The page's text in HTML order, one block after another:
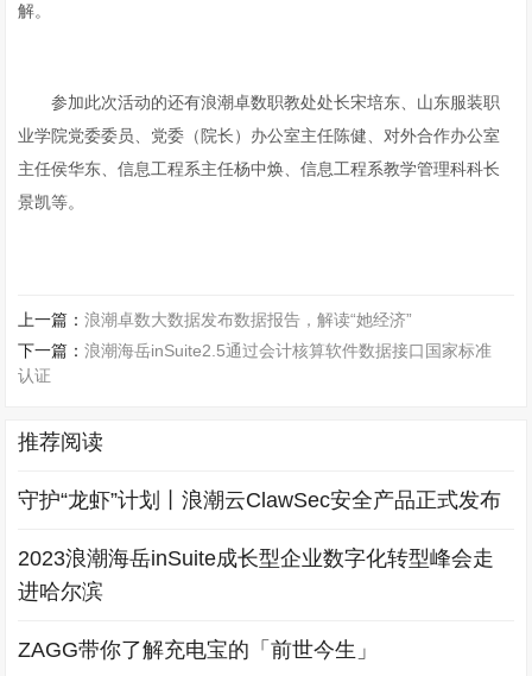
解。
参加此次活动的还有浪潮卓数职教处处长宋培东、山东服装职
业学院党委委员、党委（院长）办公室主任陈健、对外合作办公室
主任侯华东、信息工程系主任杨中焕、信息工程系教学管理科科长
景凯等。
上一篇：浪潮卓数大数据发布数据报告，解读“她经济”
下一篇：浪潮海岳inSuite2.5通过会计核算软件数据接口国家标准
认证
推荐阅读
守护“龙虾”计划丨浪潮云ClawSec安全产品正式发布
2023浪潮海岳inSuite成长型企业数字化转型峰会走
进哈尔滨
ZAGG带你了解充电宝的「前世今生」